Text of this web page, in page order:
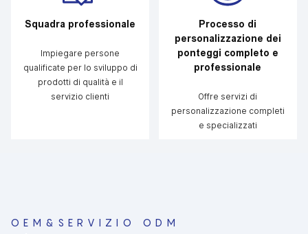
Squadra professionale
Impiegare persone
qualificate per lo sviluppo di
prodotti di qualità e il
servizio clienti
Processo di
personalizzazione dei
ponteggi completo e
professionale
Offre servizi di
personalizzazione completi
e specializzati
OEM&SERVIZIO ODM